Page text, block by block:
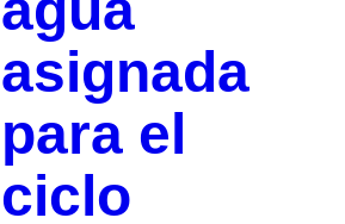
asignada
para el
ciclo